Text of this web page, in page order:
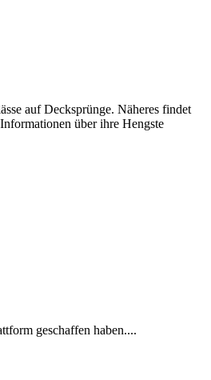
auf Decksprünge. Näheres findet
über ihre Hengste
geschaffen haben....